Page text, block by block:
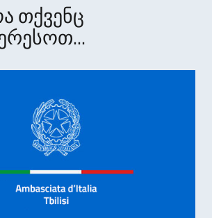
თქვენც